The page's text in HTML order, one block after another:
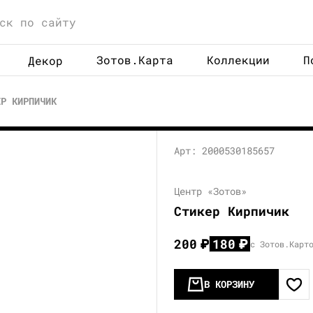
Декор Зотов.Карта Коллекции
КИРПИЧИК
Арт: 2000530185657
Центр «Зотов»
Стикер Кирпичик
200₽ 180₽ с
В КОРЗИНУ